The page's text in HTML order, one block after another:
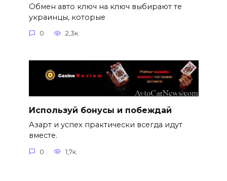
Обмен авто ключ на ключ выбирают те
украинцы, которые
0 2,3к.
Используй бонусы и побеждай
Азарт и успех практически всегда идут
вместе.
0 1,7к.